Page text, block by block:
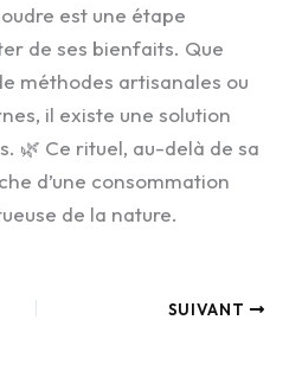
est une étape
de ses bienfaits. Que
méthodes artisanales ou
il existe une solution
🌿 Ce rituel, au-delà de sa
d’une consommation
de la nature.
SUIVANT